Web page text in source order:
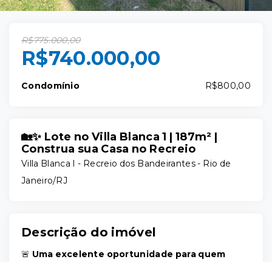
R$775.000,00
R$740.000,00
Condomínio R$800,00
🏡✨ Lote no Villa Blanca 1 | 187m² |
Construa sua Casa no Recreio
Villa Blanca I - Recreio dos Bandeirantes - Rio de
Janeiro/RJ
Descrição do imóvel
🚨 Uma excelente oportunidade para quem